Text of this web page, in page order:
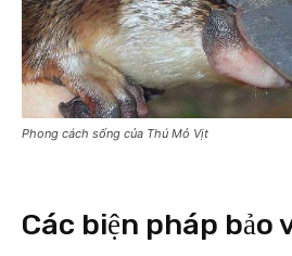
Phong cách sống của Thú Mỏ Vịt
Các biện pháp bảo